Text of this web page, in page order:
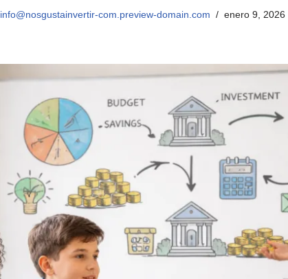
info@nosgustainvertir-com.preview-domain.com enero 9, 2026